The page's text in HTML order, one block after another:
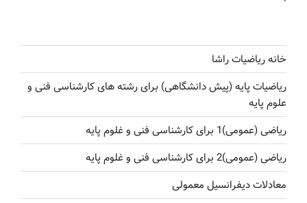
خانه ریاضیات راشا
ریاضیات پایه (پیش دانشگاهی) برای رشته های کارشناسی فنی و
علوم پایه
ریاضی (عمومی)1 برای کارشناسی فنی و غلوم پایه
ریاضی (عمومی)2 برای کارشناسی فنی و غلوم پایه
معادلات دیفرانسیل معمولی